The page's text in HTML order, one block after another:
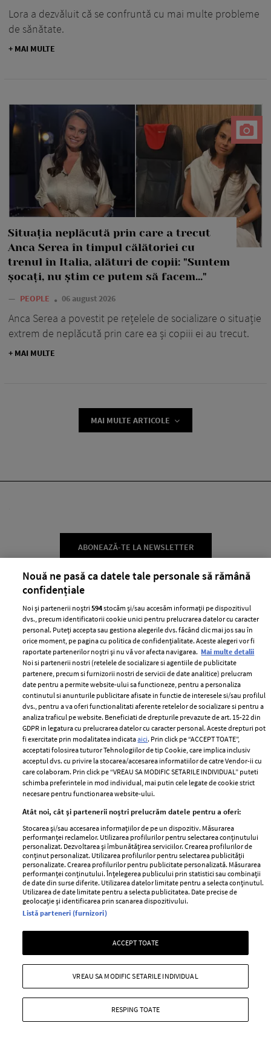
Lora a dezvăluit că se confruntă cu mai multe probleme
de sănătate.
+ MAI MULTE
Situația neplăcută prin care a trecut
Anca Serea în timpul călătoriei cu
trenul în Italia, alături de copii: "Suntem
șocați, nu știm ce putem să facem..."
— PEOPLE 06 august 2026
Anca Serea a povestit pe rețelele de socializare o situație
extrem de neplăcută prin care ea și copiii ei au trecut.
+ MAI MULTE
MAI MULTE ARTICOLE
ABONEAZĂ-TE LA NEWSLETTER
Urmareste-ne pe:
Cele mai citite
BEAUTY BEAUTY TIPS
Cea mai buna ordine in care sa aplici produsele
de ingrijire a tenului
ELLE Style Awards
2024
Despre ELLE
Romania
Contact
Abonamente
Termeni si conditii
Politica de
confidențialitate
Politica de cookies
Publicitate
Stiri
Unica
Libertatea pentru
femei
Viva
Avantaje
Nouă ne pasă ca datele tale personale să rămână
confidențiale
Noi și partenerii noștri594stocăm și/sau accesăm informații pe dispozitivul
dvs., precum identificatorii cookie unici pentru prelucrarea datelor cu caracter
personal. Puteți accepta sau gestiona alegerile dvs. făcând clic mai jos sau în
orice moment, pe pagina cu politica de confidențialitate. Aceste alegeri vor fi
raportate partenerilor noștri și nu vă vor afecta navigarea. Mai multe detalii
Noi si partenerii nostri (retelele de socializare si agentiile de publicitate
partenere, precum si furnizorii nostri de servicii de date analitice) prelucram
date pentru a permite website-ului sa functioneze, pentru a personaliza
continutul si anunturile publicitare afisate in functie de interesele si/sau profilul
dvs., pentru a va oferi functionalitati aferente retelelor de socializare si pentru a
analiza traficul pe website. Beneficiati de drepturile prevazute de art. 15-22 din
GDPR in legatura cu prelucrarea datelor cu caracter personal. Aceste drepturi pot
fi exercitate prin modalitatea indicataaici. Prin click pe “ACCEPT TOATE”,
acceptati folosirea tuturor Tehnologiilor de tip Cookie, care implica inclusiv
acceptul dvs. cu privire la stocarea/accesarea informatiilor de catre Vendor-ii cu
care colaboram. Prin click pe “VREAU SA MODIFIC SETARILE INDIVIDUAL” puteti
schimba preferintele in mod individual, mai putin cele legate de cookie strict
necesare pentru functionarea website-ului.
Atât noi, cât și partenerii noștri prelucrăm datele pentru a oferi:
Stocarea și/sau accesarea informațiilor de pe un dispozitiv. Măsurarea
performanței reclamelor. Utilizarea profilurilor pentru selectarea conținutului
personalizat. Dezvoltarea și îmbunătățirea serviciilor. Crearea profilurilor de
conținut personalizat. Utilizarea profilurilor pentru selectarea publicității
personalizate. Crearea profilurilor pentru publicitate personalizată. Măsurarea
performanței conținutului. Înțelegerea publicului prin statistici sau combinații
de date din surse diferite. Utilizarea datelor limitate pentru a selecta conținutul.
Utilizarea de date limitate pentru a selecta publicitatea. Date precise de
geolocație și identificarea prin scanarea dispozitivului.
Listă parteneri (furnizori)
ACCEPT TOATE
RESPING TOATE
VREAU SA MODIFIC SETARILE INDIVIDUAL